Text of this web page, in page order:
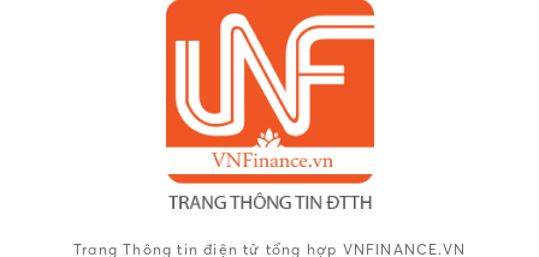
Trang Thông tin điện tử tổng hợp VNFINANCE.VN